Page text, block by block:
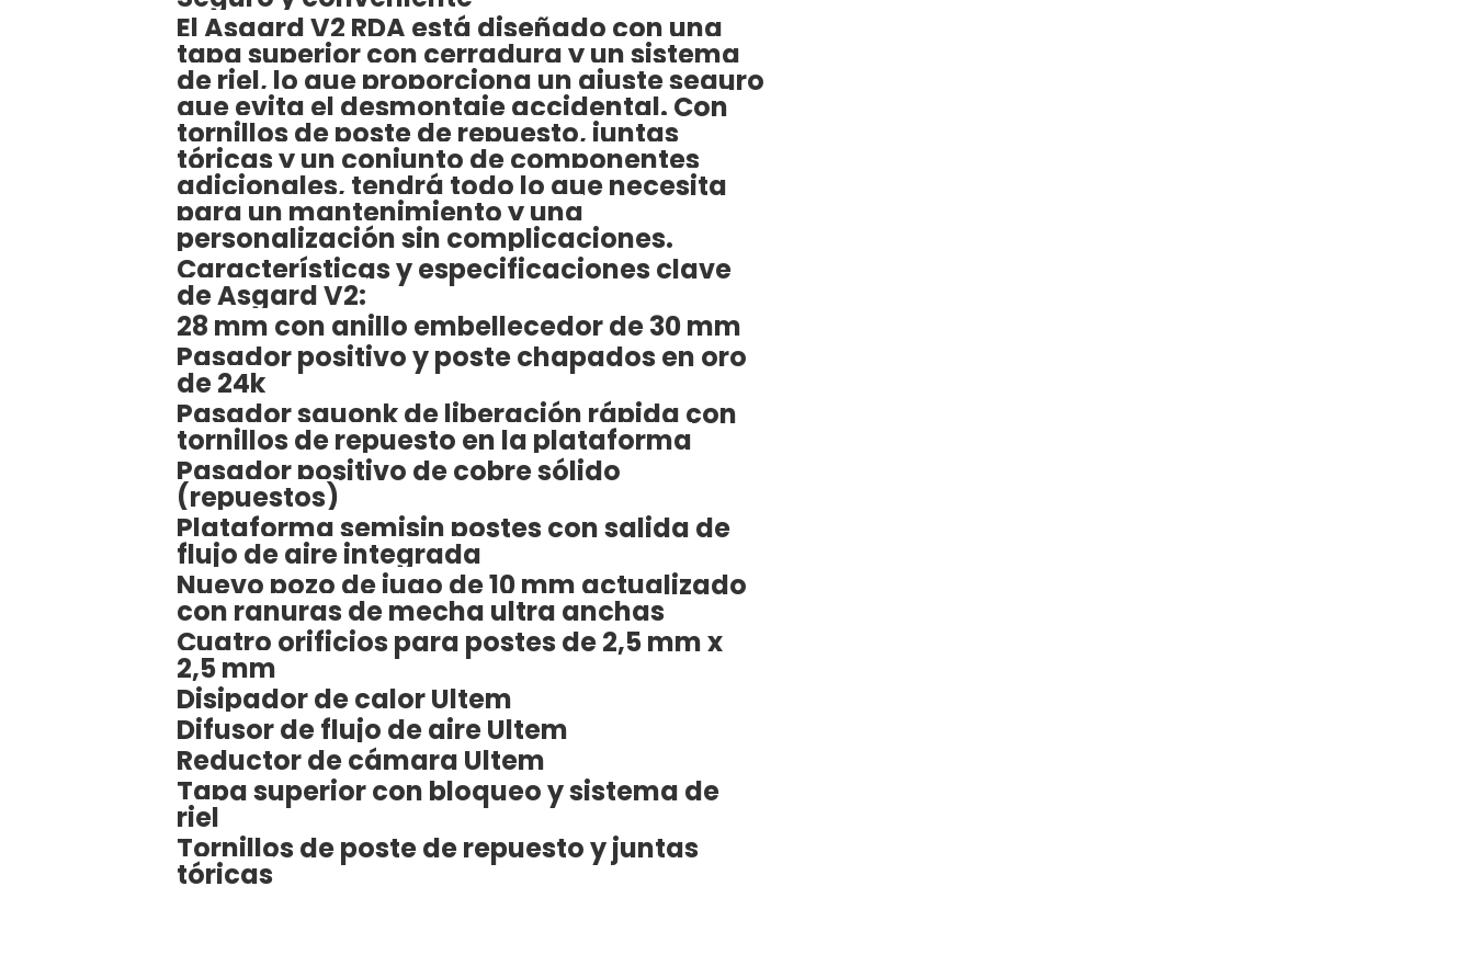
El Asgard V2 RDA está diseñado con una
tapa superior con cerradura y un sistema
de riel, lo que proporciona un ajuste seguro
que evita el desmontaje accidental. Con
tornillos de poste de repuesto, juntas
tóricas y un conjunto de componentes
adicionales, tendrá todo lo que necesita
para un mantenimiento y una
personalización sin complicaciones.
Características y especificaciones clave
de Asgard V2:
28 mm con anillo embellecedor de 30 mm
Pasador positivo y poste chapados en oro
de 24k
Pasador squonk de liberación rápida con
tornillos de repuesto en la plataforma
Pasador positivo de cobre sólido
(repuestos)
Plataforma semisin postes con salida de
flujo de aire integrada
Nuevo pozo de jugo de 10 mm actualizado
con ranuras de mecha ultra anchas
Cuatro orificios para postes de 2,5 mm x
2,5 mm
Disipador de calor Ultem
Difusor de flujo de aire Ultem
Reductor de cámara Ultem
Tapa superior con bloqueo y sistema de
riel
Tornillos de poste de repuesto y juntas
tóricas